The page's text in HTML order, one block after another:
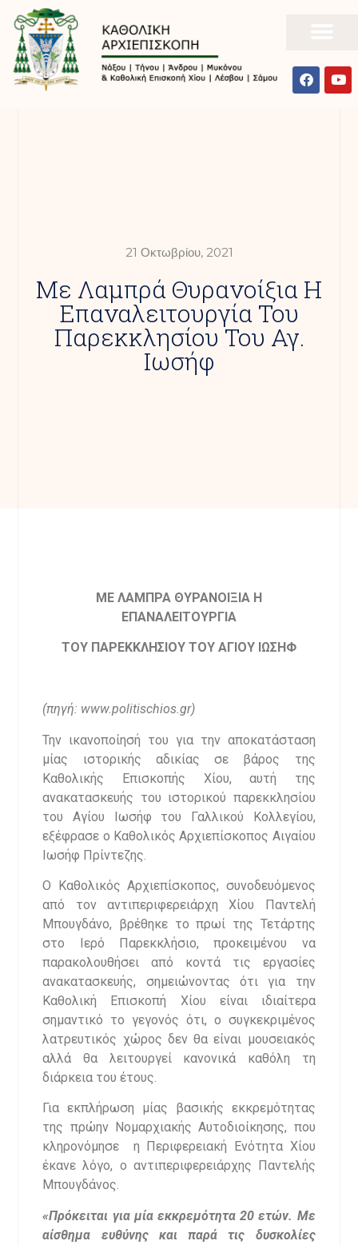
21 Οκτωβρίου, 2021
Με Λαμπρά Θυρανοίξια Η
Επαναλειτουργία Του
Παρεκκλησίου Του Αγ.
Ιωσήφ
ΜΕ ΛΑΜΠΡΑ ΘΥΡΑΝΟΙΞΙΑ Η
ΕΠΑΝΑΛΕΙΤΟΥΡΓΙΑ
ΤΟΥ ΠΑΡΕΚΚΛΗΣΙΟΥ ΤΟΥ ΑΓΙΟΥ ΙΩΣΗΦ
(πηγή: www.politischios.gr)
Την ικανοποίησή του για την αποκατάσταση
μίας ιστορικής αδικίας σε βάρος της
Καθολικής Επισκοπής Χίου, αυτή της
ανακατασκευής του ιστορικού παρεκκλησίου
του Αγίου Ιωσήφ του Γαλλικού Κολλεγίου,
εξέφρασε ο Καθολικός Αρχιεπίσκοπος Αιγαίου
Ιωσήφ Πρίντεζης.
Ο Καθολικός Αρχιεπίσκοπος, συνοδευόμενος
από τον αντιπεριφερειάρχη Χίου Παντελή
Μπουγδάνο, βρέθηκε το πρωί της Τετάρτης
στο Ιερό Παρεκκλήσιο, προκειμένου να
παρακολουθήσει από κοντά τις εργασίες
ανακατασκευής, σημειώνοντας ότι για την
Καθολική Επισκοπή Χίου είναι ιδιαίτερα
σημαντικό το γεγονός ότι, ο συγκεκριμένος
λατρευτικός χώρος δεν θα είναι μουσειακός
αλλά θα λειτουργεί κανονικά καθόλη τη
διάρκεια του έτους.
Για εκπλήρωση μίας βασικής εκκρεμότητας
της πρώην Νομαρχιακής Αυτοδιοίκησης, που
κληρονόμησε η Περιφερειακή Ενότητα Χίου
έκανε λόγο, ο αντιπεριφερειάρχης Παντελής
Μπουγδάνος.
«Πρόκειται για μία εκκρεμότητα 20 ετών. Με
αίσθημα ευθύνης και παρά τις δυσκολίες